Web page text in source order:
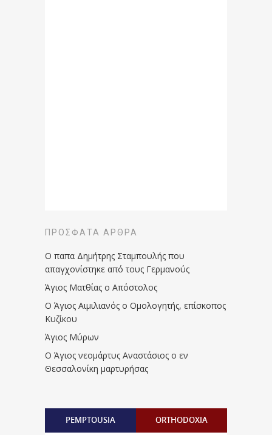
ΠΡΌΣΦΑΤΑ ΆΡΘΡΑ
Ο παπα Δημήτρης Σταμπουλής που
απαγχονίστηκε από τους Γερμανούς
Άγιος Ματθίας ο Απόστολος
Ο Άγιος Αιμιλιανός ο Ομολογητής, επίσκοπος
Κυζίκου
Άγιος Μύρων
Ο Άγιος νεομάρτυς Αναστάσιος ο εν
Θεσσαλονίκη μαρτυρήσας
PEMPTOUSIA ORTHODOXIA